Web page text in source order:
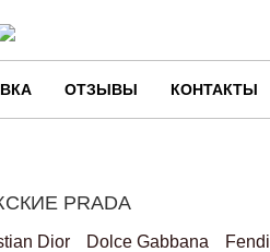
ОТЗЫВЫ КОНТАКТЫ
PRADA
Dior Dolce Gabbana Fendi